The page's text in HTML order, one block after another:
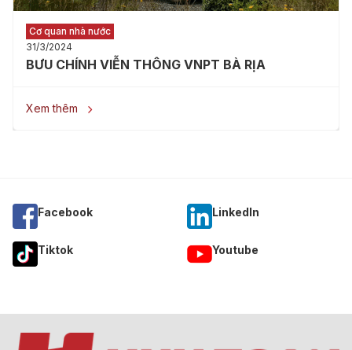
Cơ quan nhà nước
31/3/2024
BƯU CHÍNH VIỄN THÔNG VNPT BÀ RỊA
Xem thêm 
Facebook Linkedln
Tiktok Youtube